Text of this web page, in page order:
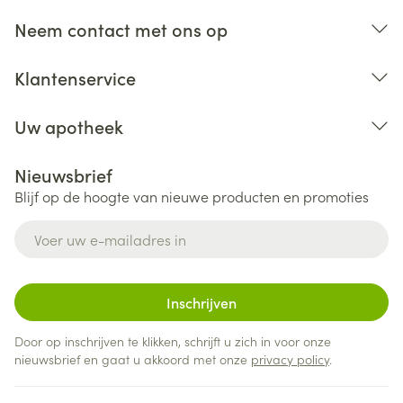
kleur van de urine of in de geproduceerde
hoeveelheid urine, en gezwollen ledematen of een
(komen voor bij een niet bekend aantal patiënten
Neem contact met ons op
Klantenservice
Uw apotheek
Nieuwsbrief
Blijf op de hoogte van nieuwe producten en promoties
Inschrijven
Door op inschrijven te klikken, schrijft u zich in voor onze
nieuwsbrief en gaat u akkoord met onze privacy policy.